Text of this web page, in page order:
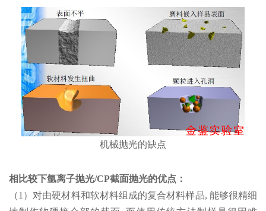
机械抛光的缺点
相比较下氩离子抛光/CP截面抛光的优点：
（1）对由硬材料和软材料组成的复合材料样品, 能够很精细